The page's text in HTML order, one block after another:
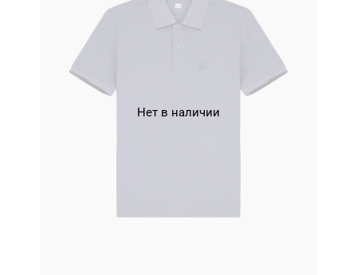
Нет в наличии